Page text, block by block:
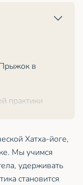
в
практики
Хатха‑йоге,
Мы учимся
удерживать
становится